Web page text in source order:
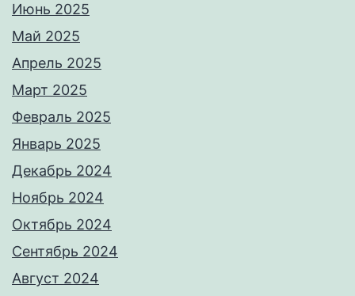
Июнь 2025
Май 2025
Апрель 2025
Март 2025
Февраль 2025
Январь 2025
Декабрь 2024
Ноябрь 2024
Октябрь 2024
Сентябрь 2024
Август 2024